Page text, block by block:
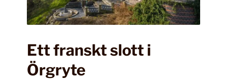
Ett franskt slott i
Örgryte